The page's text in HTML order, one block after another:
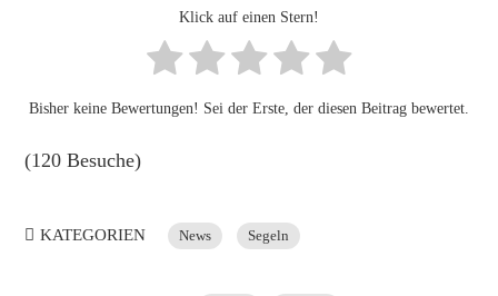
Klick auf einen Stern!
Bisher keine Bewertungen! Sei der Erste, der diesen Beitrag bewertet.
(120 Besuche)
KATEGORIEN News Segeln